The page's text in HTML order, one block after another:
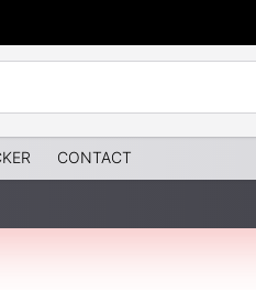
CONTACT